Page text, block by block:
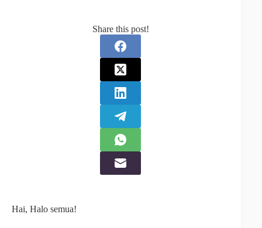
Share this post!
Hai, Halo semua!